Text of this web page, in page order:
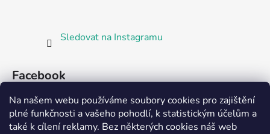
Na našem webu používáme soubory cookies pro zajištění
plné funkčnosti a vašeho pohodlí, k statistickým účelům a
také k cílení reklamy. Bez některých cookies náš web
Sledovat na Instagramu
Facebook